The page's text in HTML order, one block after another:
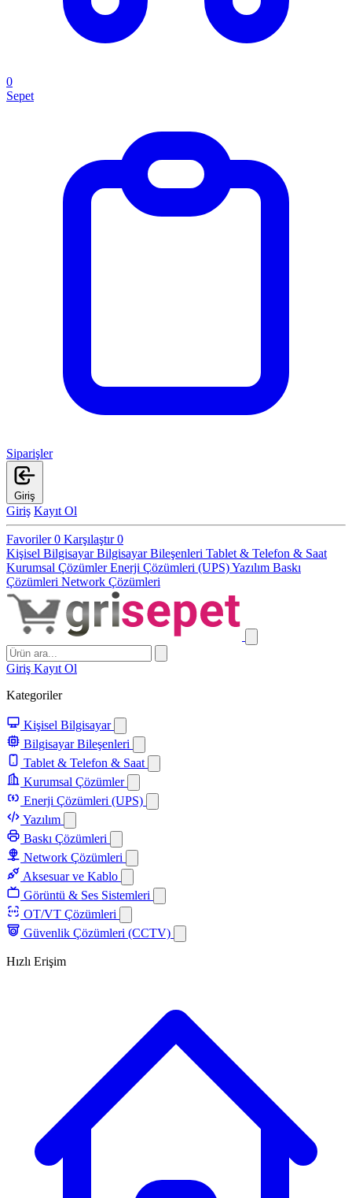
0
Sepet
Siparişler
Giriş
Giriş Kayıt Ol
Favoriler0 Karşılaştır0
Kişisel BilgisayarBilgisayar Bileşenleri Tablet & Telefon & Saat
Kurumsal ÇözümlerEnerji Çözümleri (UPS)Yazılım Baskı
Çözümleri Network Çözümleri
Giriş Kayıt Ol
Kategoriler
Kişisel Bilgisayar
Bilgisayar Bileşenleri
Tablet & Telefon & Saat
Kurumsal Çözümler
Enerji Çözümleri (UPS)
Yazılım
Baskı Çözümleri
Network Çözümleri
Aksesuar ve Kablo
Görüntü & Ses Sistemleri
OT/VT Çözümleri
Güvenlik Çözümleri (CCTV)
Hızlı Erişim